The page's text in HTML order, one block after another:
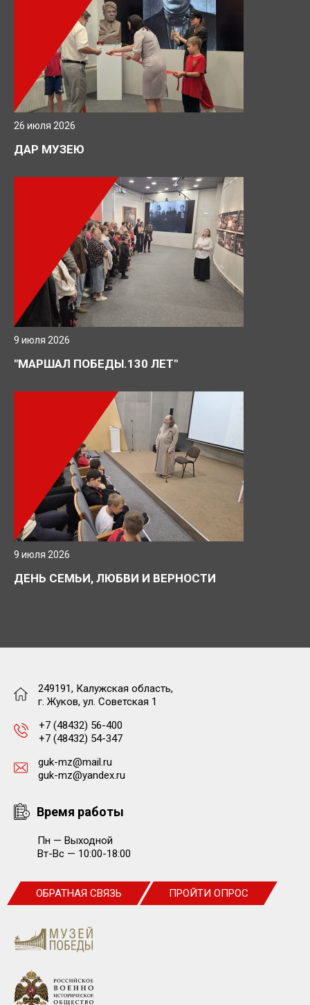
26 июля 2026
ДАР МУЗЕЮ
9 июля 2026
"МАРШАЛ ПОБЕДЫ.130 ЛЕТ"
9 июля 2026
ДЕНЬ СЕМЬИ, ЛЮБВИ И ВЕРНОСТИ
249191, Калужская область,
г. Жуков, ул. Советская 1
+7 (48432) 56-400
+7 (48432) 54-347
guk-mz@mail.ru
guk-mz@yandex.ru
Время работы
Пн — Выходной
Вт-Вс — 10:00-18:00
ОБРАТНАЯ СВЯЗЬ ПРОЙТИ ОПРОС